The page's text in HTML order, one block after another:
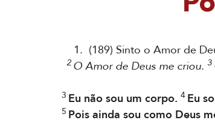
1. (189) Sinto o Amor de
2 O Amor de Deus me criou. 3
3 Eu não sou um corpo. 4 Eu
5 Pois ainda sou como Deus